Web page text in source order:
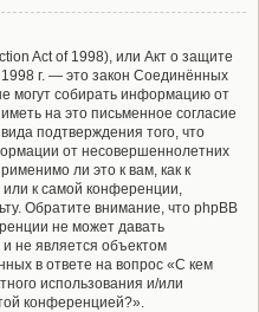
Act of 1998), или Акт о защите
г. — это закон Соединённых
могут собирать информацию от
на это письменное согласие
подтверждения того, что
от несовершеннолетних
ли это к вам, как к
к самой конференции,
Обратите внимание, что phpBB
не может давать
не является объектом
в ответе на вопрос «С кем
использования и/или
конференцией?».